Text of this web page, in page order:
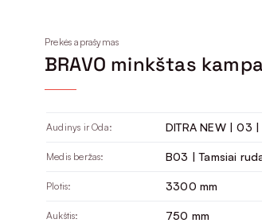
Prekės aprašymas
BRAVO minkštas
Audinys ir Oda: DITRA NEW | 03 |
Medis beržas: B03 | Tamsiai
Plotis: 3300 mm
Aukštis: 750 mm